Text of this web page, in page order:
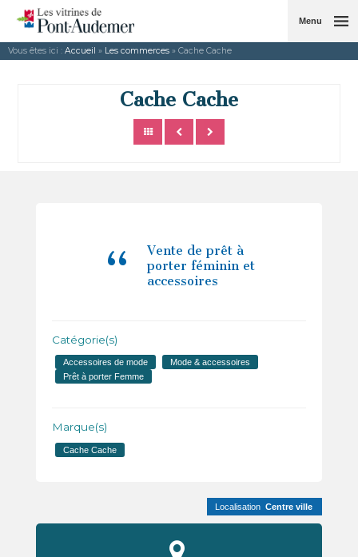
Menu
Vous êtes ici : Accueil » Les commerces » Cache Cache
Cache Cache
Vente de prêt à
porter féminin et
accessoires
Catégorie(s)
Accessoires de mode
Mode & accessoires
Prêt à porter Femme
Marque(s)
Cache Cache
Localisation Centre ville